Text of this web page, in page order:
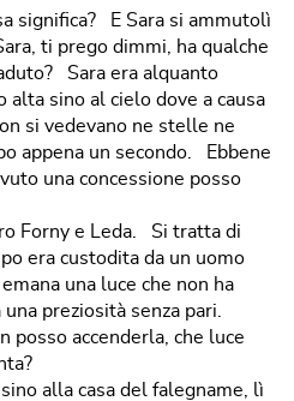
significa? E Sara si ammutolì
ti prego dimmi, ha qualche
Sara era alquanto
sino al cielo dove a causa
si vedevano ne stelle ne
appena un secondo. Ebbene
una concessione posso
Forny e Leda. Si tratta di
era custodita da un uomo
una luce che non ha
preziosità senza pari.
posso accenderla, che luce
alla casa del falegname, lì